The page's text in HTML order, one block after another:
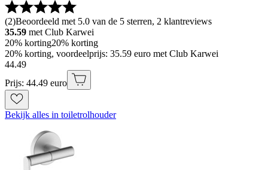
(2)Beoordeeld met 5.0 van de 5 sterren, 2 klantreviews
35.59 met Club Karwei
20% korting20% korting
20% korting, voordeelprijs: 35.59 euro met Club Karwei
44.49
Prijs: 44.49 euro
Bekijk alles in toiletrolhouder